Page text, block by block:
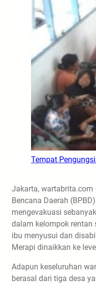
Tempat
Jakarta, wartabrita.com
Bencana Daerah
mengevakuasi
dalam kelompok rentan
ibu menyusui dan
Merapi dinaikkan ke
Adapun keseluruhan
berasal dari tiga desa